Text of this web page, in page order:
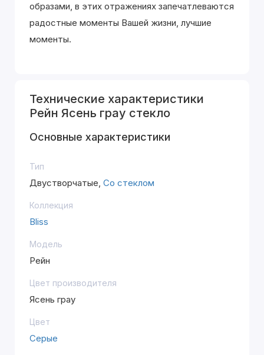
образами, в этих отражениях запечатлеваются
радостные моменты Вашей жизни, лучшие
моменты.
Технические характеристики
Рейн Ясень грау стекло
Основные характеристики
Тип
Двустворчатые, Со стеклом
Коллекция
Bliss
Модель
Рейн
Цвет производителя
Ясень грау
Цвет
Серые